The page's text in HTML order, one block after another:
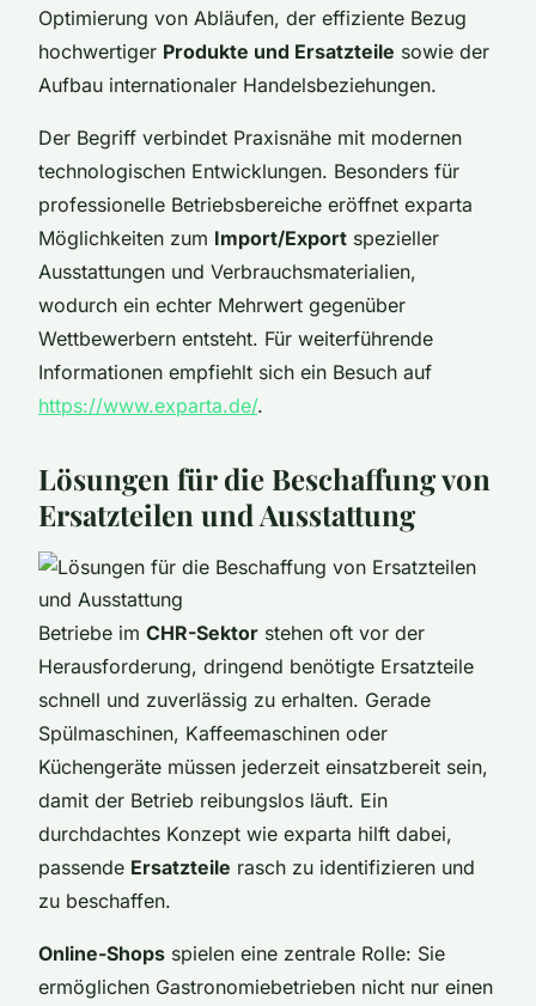
Optimierung von Abläufen, der effiziente Bezug
hochwertiger Produkte und Ersatzteile sowie der
Aufbau internationaler Handelsbeziehungen.
Der Begriff verbindet Praxisnähe mit modernen
technologischen Entwicklungen. Besonders für
professionelle Betriebsbereiche eröffnet exparta
Möglichkeiten zum Import/Export spezieller
Ausstattungen und Verbrauchsmaterialien,
wodurch ein echter Mehrwert gegenüber
Wettbewerbern entsteht. Für weiterführende
Informationen empfiehlt sich ein Besuch auf
https://www.exparta.de/.
Lösungen für die Beschaffung von
Ersatzteilen und Ausstattung
Betriebe im CHR-Sektor stehen oft vor der
Herausforderung, dringend benötigte Ersatzteile
schnell und zuverlässig zu erhalten. Gerade
Spülmaschinen, Kaffeemaschinen oder
Küchengeräte müssen jederzeit einsatzbereit sein,
damit der Betrieb reibungslos läuft. Ein
durchdachtes Konzept wie exparta hilft dabei,
passende Ersatzteile rasch zu identifizieren und
zu beschaffen.
Online-Shops spielen eine zentrale Rolle: Sie
ermöglichen Gastronomiebetrieben nicht nur einen